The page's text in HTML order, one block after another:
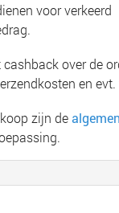
voor verkeerd
over de
en
zijn de